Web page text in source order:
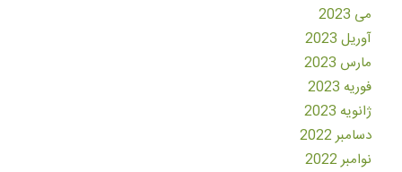
می 2023
آوریل 2023
مارس 2023
فوریه 2023
ژانویه 2023
دسامبر 2022
نوامبر 2022